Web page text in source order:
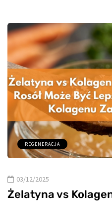
REGENERACJA
03/12/2025
Żelatyna vs